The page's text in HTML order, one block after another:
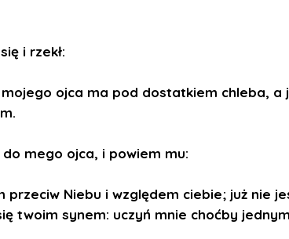
i rzekł:
mojego ojca ma pod dostatkiem chleba, a
mego ojca, i powiem mu:
przeciw Niebu i względem ciebie; już nie
twoim synem: uczyń mnie choćby